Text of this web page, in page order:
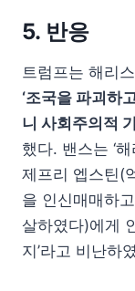
5. 반응
트럼프는 해리
‘조국을 파괴하
니 사회주의적
했다. 밴스는 ‘
제프리 엡스틴(
을 인신매매하
살하였다)에게
지’라고 비난하